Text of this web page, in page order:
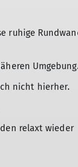
ruhige
nicht hierher.
relaxt wieder